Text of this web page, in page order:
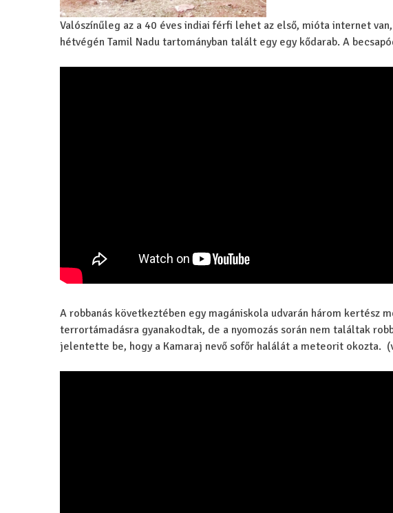
Valószínűleg az a 40 éves indiai férfi lehet az első, mióta internet
hétvégén Tamil Nadu tartományban talált egy egy kődarab. A
A robbanás következtében egy magániskola udvarán három kertész
terrortámadásra gyanakodtak, de a nyomozás során nem találtak
jelentette be, hogy a Kamaraj nevő sofőr halálát a meteorit okozta.